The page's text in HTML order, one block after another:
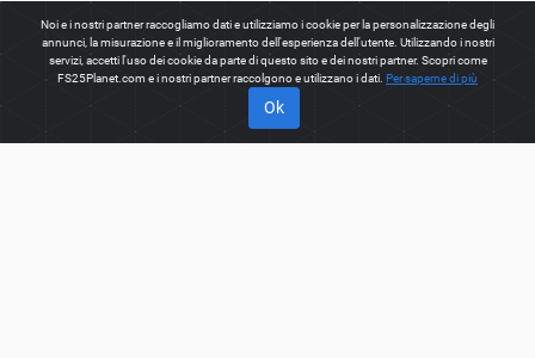
Noi e i nostri partner raccogliamo dati e utilizziamo i cookie per la personalizzazione degli
annunci, la misurazione e il miglioramento dell'esperienza dell'utente. Utilizzando i nostri
servizi, accetti l'uso dei cookie da parte di questo sito e dei nostri partner. Scopri come
FS25Planet.com e i nostri partner raccolgono e utilizzano i dati. Per saperne di più
Ok